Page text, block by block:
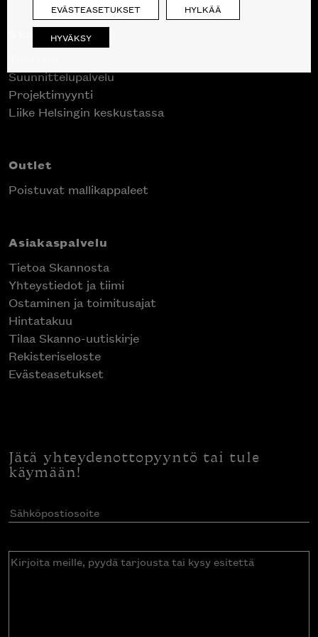
Skanno
Suunnittelupalvelu
Projektimyynti
Liike Helsingin keskustassa
Outlet
Poistuvat mallikappaleet
Asiakaspalvelu
Tietoa Skannosta
Yhteystiedot ja tiimi
Ostaminen ja toimitusajat
Hintatakuu
Tilaa Skanno-uutiskirje
Rekisteriseloste
Evästeasetukset
Jätä yhteydenottopyyntö tai tule
käymään!
Sähköpostiosoite(Pakollinen)
Kirjoita
EVÄSTEASETUKSET HYLKÄÄ
HYVÄKSY